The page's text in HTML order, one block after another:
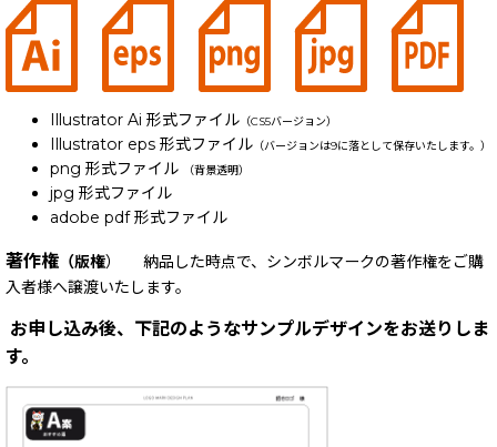
Illustrator Ai 形式ファイル （CS5バージョン）
Illustrator eps 形式ファイル （バージョンは9に落として保存いたします。）
png 形式ファイル （背景透明）
jpg 形式ファイル
adobe pdf 形式ファイル
著作権 （版権） 納品した時点で、シンボルマークの著作権をご購
入者様へ譲渡いたします。
お申し込み後、下記のようなサンプルデザインをお送りしま
す。